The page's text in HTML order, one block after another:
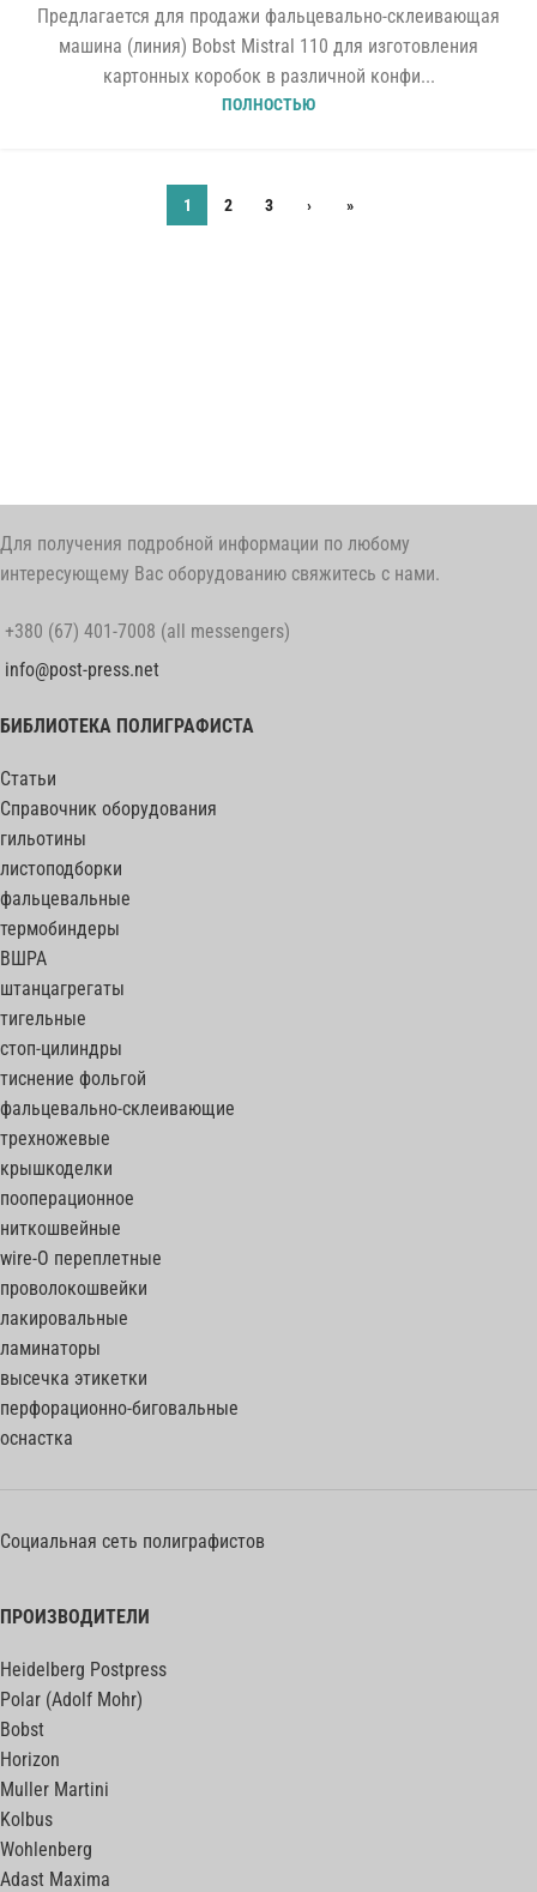
Предлагается для продажи фальцевально-склеивающая
машина (линия) Bobst Mistral 110 для изготовления
картонных коробок в различной конфи...
ПОЛНОСТЬЮ
1 2 3 › »
Для получения подробной информации по любому
интересующему Вас оборудованию свяжитесь с нами.
+380 (67) 401-7008 (all messengers)
info@post-press.net
БИБЛИОТЕКА ПОЛИГРАФИСТА
Статьи
Справочник оборудования
гильотины
листоподборки
фальцевальные
термобиндеры
ВШРА
штанцагрегаты
тигельные
стоп-цилиндры
тиснение фольгой
фальцевально-склеивающие
трехножевые
крышкоделки
пооперационное
ниткошвейные
wire-O переплетные
проволокошвейки
лакировальные
ламинаторы
высечка этикетки
перфорационно-биговальные
оснастка
Социальная сеть полиграфистов
ПРОИЗВОДИТЕЛИ
Heidelberg Postpress
Polar (Adolf Mohr)
Bobst
Horizon
Muller Martini
Kolbus
Wohlenberg
Adast Maxima